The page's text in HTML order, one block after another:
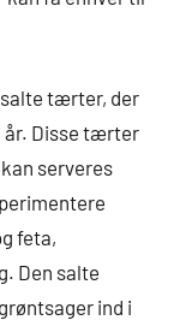
salte tærter, der
år. Disse tærter
serveres
feta,
Den salte
ind i